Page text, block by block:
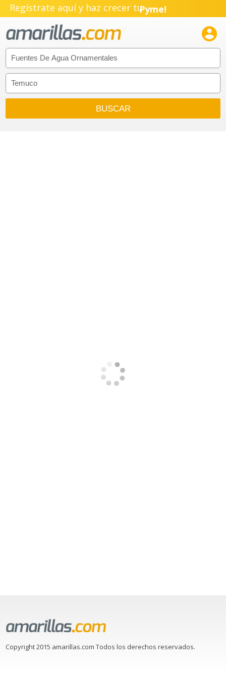
Regístrate aquí y haz crecer tuPyme!
Emprendimiento!

Copyright 2015 amarillas.com Todos los derechos reservados.